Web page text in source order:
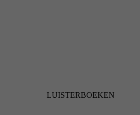
LUISTERBOEKEN